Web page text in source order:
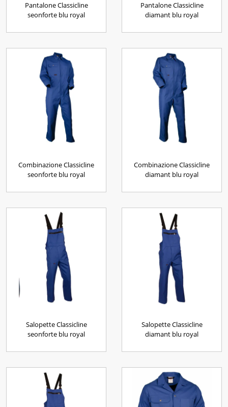
Pantalone Classicline
seonforte blu royal
Pantalone Classicline
diamant blu royal
Combinazione Classicline
seonforte blu royal
Combinazione Classicline
diamant blu royal
Salopette Classicline
seonforte blu royal
Salopette Classicline
diamant blu royal